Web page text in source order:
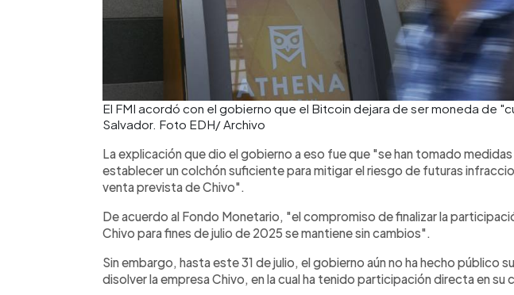
El FMI acordó con el gobierno que el Bitcoin dejara de ser moneda de
Salvador. Foto EDH/ Archivo
La explicación que dio el gobierno a eso fue que "se han tomado
establecer un colchón suficiente para mitigar el riesgo de futuras
venta prevista de Chivo".
De acuerdo al Fondo Monetario, "el compromiso de finalizar la
Chivo para fines de julio de 2025 se mantiene sin cambios".
Sin embargo, hasta este 31 de julio, el gobierno aún no ha hecho público
disolver la empresa Chivo, en la cual ha tenido participación directa en su